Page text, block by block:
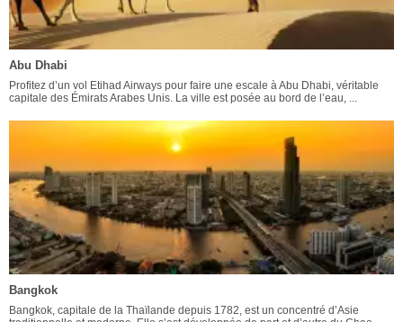
Abu Dhabi
Profitez d’un vol Etihad Airways pour faire une escale à Abu Dhabi, véritable
capitale des Émirats Arabes Unis. La ville est posée au bord de l’eau, ...
Bangkok
Bangkok, capitale de la Thaïlande depuis 1782, est un concentré d’Asie